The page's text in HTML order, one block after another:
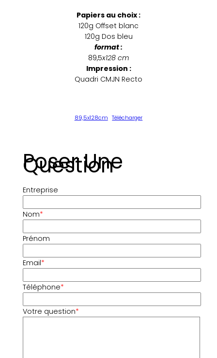
Papiers au choix :
120g Offset blanc
120g Dos bleu
format :
89,5x128 cm
Impression :
Quadri CMJN Recto
89,5x128cm Télécharger
Poser Une
Question
Entreprise
Nom*
Prénom
Email*
Téléphone*
Votre question*